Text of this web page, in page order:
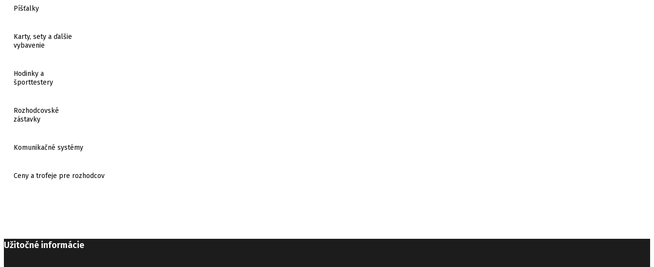
Píšťalky
Karty, sety a ďalšie
vybavenie
Hodinky a
športtestery
Rozhodcovské
zástavky
Komunikačné systémy
Ceny a trofeje pre rozhodcov
Užitočné informácie